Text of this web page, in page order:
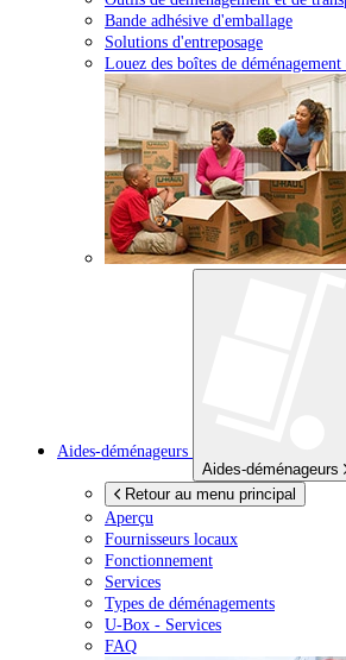
Bande adhésive d'emballage
Solutions d'entreposage
Louez des boîtes de
Aides-déménageurs
Aides-déménageurs
Retour au menu principal
Aperçu
Fournisseurs locaux
Fonctionnement
Services
Types de déménagements
U-Box - Services
FAQ